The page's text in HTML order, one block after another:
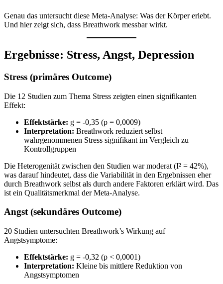
Genau das untersucht diese Meta-Analyse: Was der Körper erlebt.
Und hier zeigt sich, dass Breathwork messbar wirkt.
Ergebnisse: Stress, Angst, Depression
Stress (primäres Outcome)
Die 12 Studien zum Thema Stress zeigten einen signifikanten
Effekt:
Effektstärke: g = -0,35 (p = 0,0009)
Interpretation: Breathwork reduziert selbst
wahrgenommenen Stress signifikant im Vergleich zu
Kontrollgruppen
Die Heterogenität zwischen den Studien war moderat (I² = 42%),
was darauf hindeutet, dass die Variabilität in den Ergebnissen eher
durch Breathwork selbst als durch andere Faktoren erklärt wird. Das
ist ein Qualitätsmerkmal der Meta-Analyse.
Angst (sekundäres Outcome)
20 Studien untersuchten Breathwork’s Wirkung auf
Angstsymptome:
Effektstärke: g = -0,32 (p < 0,0001)
Interpretation: Kleine bis mittlere Reduktion von
Angstsymptomen